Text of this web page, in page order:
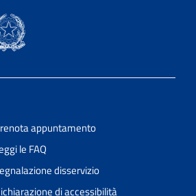
appuntamento
le FAQ
disservizio
di accessibilità